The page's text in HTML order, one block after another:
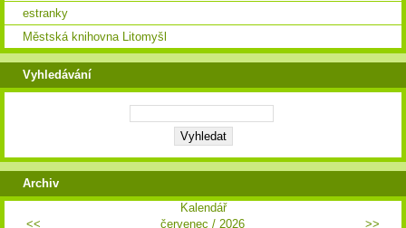
estranky
Městská knihovna Litomyšl
Vyhledávání
Archiv
Kalendář
<<
červenec / 2026 >>